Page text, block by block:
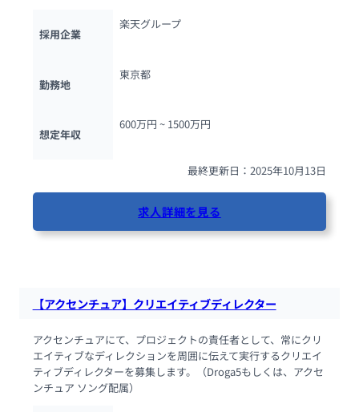
採用企業
楽天グループ
勤務地
東京都
想定年収
600万円 ~ 1500万円
最終更新日：2025年10月13日
求人詳細を見る
【アクセンチュア】クリエイティブディレクター
アクセンチュアにて、プロジェクトの責任者として、常にクリ
エイティブなディレクションを周囲に伝えて実行するクリエイ
ティブディレクターを募集します。（Droga5もしくは、アクセ
ンチュア ソング配属）